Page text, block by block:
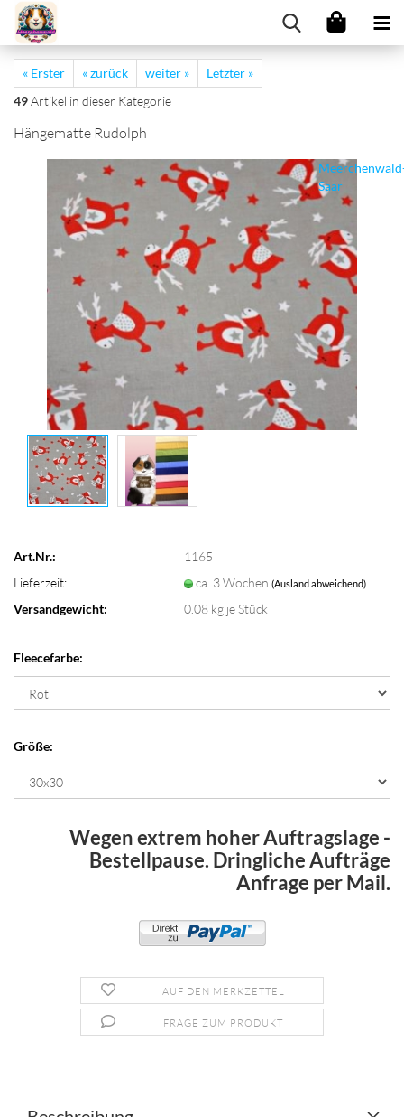
« Erster « zurück weiter »
Letzter »
49Artikel in dieser Kategorie
Hängematte Rudolph
Saar
Art.Nr.:
1165
Lieferzeit:
ca. 3 Wochen(Ausland abweichend)
Versandgewicht: 0.08 kg je Stück
Fleecefarbe:
Größe:
Wegen extrem hoher Auftragslage -
Bestellpause. Dringliche Aufträge
Anfrage per Mail.
AUF DEN MERKZETTEL
FRAGE ZUM PRODUKT